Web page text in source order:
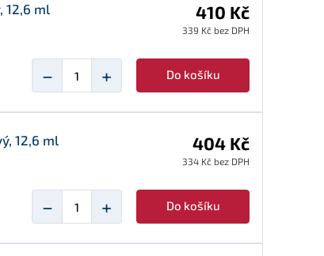
12,6 ml 410 Kč
339 Kč bez DPH
− + Do košíku
12,6 ml 404 Kč
334 Kč bez DPH
− + Do košíku